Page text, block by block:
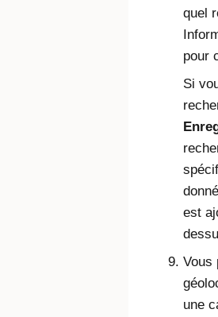
quel
pour
Si
est
Vous
une